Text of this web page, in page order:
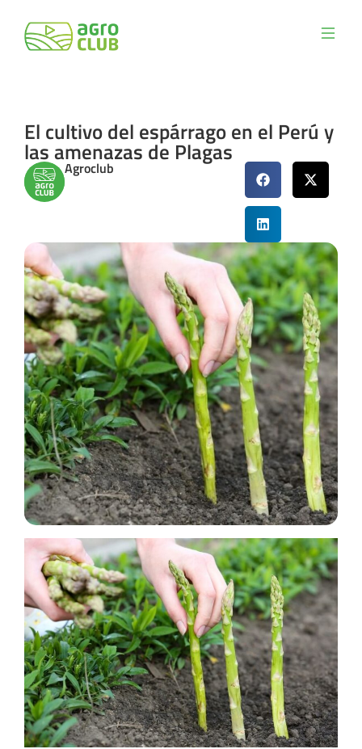
El cultivo del espárrago en el Perú y
las amenazas de Plagas
Agroclub